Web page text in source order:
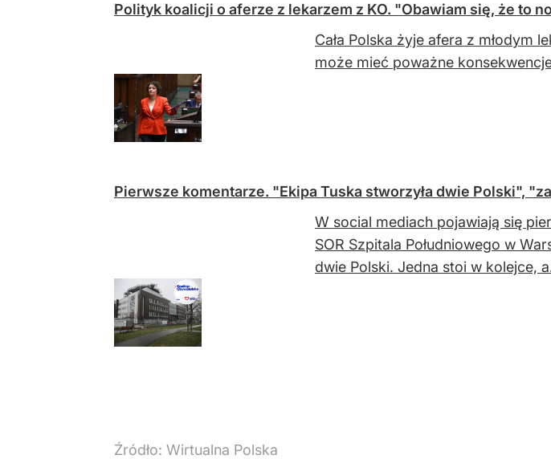
Polityk koalicji o aferze z lekarzem z KO. "Obawiam się, że to
Cała Polska żyje afera z młodym
może mieć poważne
Pierwsze komentarze. "Ekipa Tuska stworzyła dwie Polski",
W social mediach pojawiają się
SOR Szpitala Południowego w
dwie Polski. Jedna stoi w kolejce,
Źródło: Wirtualna Polska